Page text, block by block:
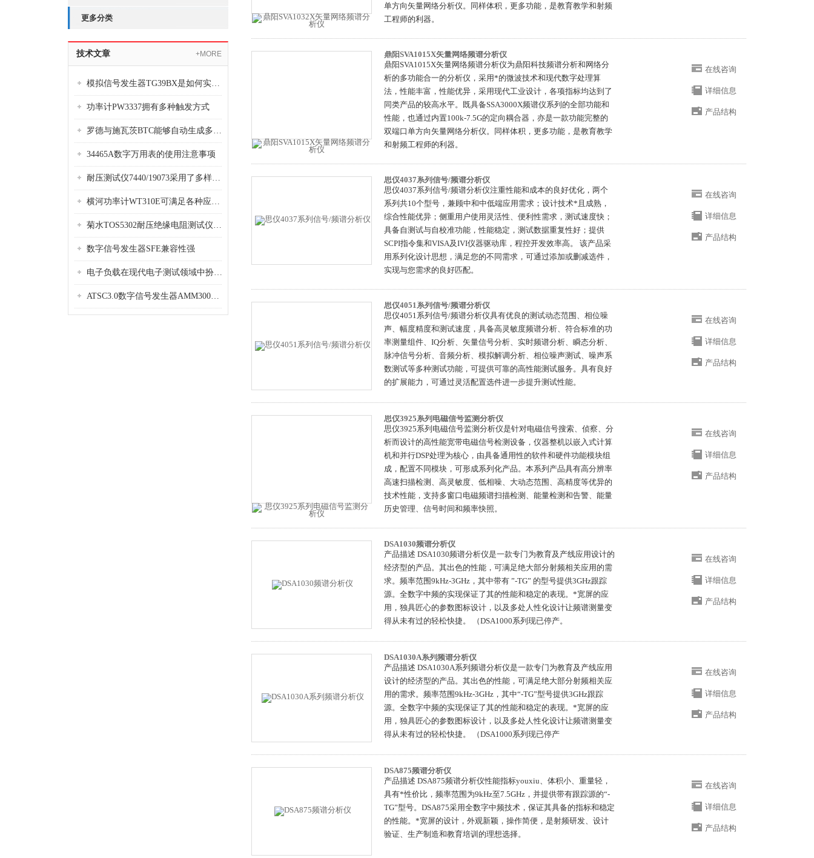
更多分类
技术文章 +MORE
模拟信号发生器TG39BX是如何实现从直流到交流的波形转换?
功率计PW3337拥有多种触发方式
罗德与施瓦茨BTC能够自动生成多种音视频信号
34465A数字万用表的使用注意事项
耐压测试仪7440/19073采用了多样化的功能设计
横河功率计WT310E可满足各种应用场景的需求
菊水TOS5302耐压绝缘电阻测试仪是种重要的电气安全检测设备
数字信号发生器SFE兼容性强
电子负载在现代电子测试领域中扮演着重要的角色
ATSC3.0数字信号发生器AMM300是能够产生各种数字信号的电子设备
单方向矢量网络分析仪。同样体积，更多功能，是教育教学和射频
工程师的利器。
鼎阳SVA1015X矢量网络频谱分析仪
鼎阳SVA1015X矢量网络频谱分析仪为鼎阳科技频谱分析和网络分
析的多功能合一的分析仪，采用*的微波技术和现代数字处理算
法，性能丰富，性能优异，采用现代工业设计，各项指标均达到了
同类产品的较高水平。既具备SSA3000X频谱仪系列的全部功能和
性能，也通过内置100k-7.5G的定向耦合器，亦是一款功能完整的
双端口单方向矢量网络分析仪。同样体积，更多功能，是教育教学
和射频工程师的利器。
在线咨询
详细信息
产品结构
思仪4037系列信号/频谱分析仪
思仪4037系列信号/频谱分析仪注重性能和成本的良好优化，两个
系列共10个型号，兼顾中和中低端应用需求；设计技术*且成熟，
综合性能优异；侧重用户使用灵活性、便利性需求，测试速度快；
具备自测试与自校准功能，性能稳定，测试数据重复性好；提供
SCPI指令集和VISA及IVI仪器驱动库，程控开发效率高。 该产品采
用系列化设计思想，满足您的不同需求，可通过添加或删减选件，
实现与您需求的良好匹配。
在线咨询
详细信息
产品结构
思仪4051系列信号/频谱分析仪
思仪4051系列信号/频谱分析仪具有优良的测试动态范围、相位噪
声、幅度精度和测试速度，具备高灵敏度频谱分析、符合标准的功
率测量组件、IQ分析、矢量信号分析、实时频谱分析、瞬态分析、
脉冲信号分析、音频分析、模拟解调分析、相位噪声测试、噪声系
数测试等多种测试功能，可提供可靠的高性能测试服务。具有良好
的扩展能力，可通过灵活配置选件进一步提升测试性能。
在线咨询
详细信息
产品结构
思仪3925系列电磁信号监测分析仪
思仪3925系列电磁信号监测分析仪是针对电磁信号搜索、侦察、分
析而设计的高性能宽带电磁信号检测设备，仪器整机以嵌入式计算
机和并行DSP处理为核心，由具备通用性的软件和硬件功能模块组
成，配置不同模块，可形成系列化产品。本系列产品具有高分辨率
高速扫描检测、高灵敏度、低相噪、大动态范围、高精度等优异的
技术性能，支持多窗口电磁频谱扫描检测、能量检测和告警、能量
历史管理、信号时间和频率快照。
在线咨询
详细信息
产品结构
DSA1030频谱分析仪
产品描述 DSA1030频谱分析仪是一款专门为教育及产线应用设计的
经济型的产品。其出色的性能，可满足绝大部分射频相关应用的需
求。频率范围9kHz-3GHz，其中带有 ”-TG” 的型号提供3GHz跟踪
源。全数字中频的实现保证了其的性能和稳定的表现。*宽屏的应
用，独具匠心的参数图标设计，以及多处人性化设计让频谱测量变
得从未有过的轻松快捷。 （DSA1000系列现已停产。
在线咨询
详细信息
产品结构
DSA1030A系列频谱分析仪
产品描述 DSA1030A系列频谱分析仪是一款专门为教育及产线应用
设计的经济型的产品。其出色的性能，可满足绝大部分射频相关应
用的需求。频率范围9kHz-3GHz，其中“-TG”型号提供3GHz跟踪
源。全数字中频的实现保证了其的性能和稳定的表现。*宽屏的应
用，独具匠心的参数图标设计，以及多处人性化设计让频谱测量变
得从未有过的轻松快捷。 （DSA1000系列现已停产
在线咨询
详细信息
产品结构
DSA875频谱分析仪
产品描述 DSA875频谱分析仪性能指标youxiu、体积小、重量轻，
具有*性价比，频率范围为9kHz至7.5GHz，并提供带有跟踪源的“-
TG”型号。DSA875采用全数字中频技术，保证其具备的指标和稳定
的性能。*宽屏的设计，外观新颖，操作简便，是射频研发、设计
验证、生产制造和教育培训的理想选择。
在线咨询
详细信息
产品结构